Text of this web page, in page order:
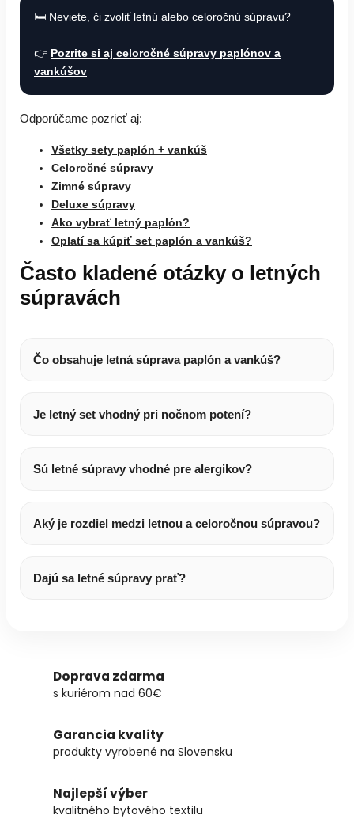
🛏️ Neviete, či zvoliť letnú alebo celoročnú súpravu?
👉 Pozrite si aj celoročné súpravy paplónov a
vankúšov
Odporúčame pozrieť aj:
Všetky sety paplón + vankúš
Celoročné súpravy
Zimné súpravy
Deluxe súpravy
Ako vybrať letný paplón?
Oplatí sa kúpiť set paplón a vankúš?
Často kladené otázky o letných
súpravách
Čo obsahuje letná súprava paplón a vankúš?
Je letný set vhodný pri nočnom potení?
Sú letné súpravy vhodné pre alergikov?
Aký je rozdiel medzi letnou a celoročnou súpravou?
Dajú sa letné súpravy prať?
Doprava zdarma
s kuriérom nad 60€
Garancia kvality
produkty vyrobené na Slovensku
Najlepší výber
kvalitného bytového textilu